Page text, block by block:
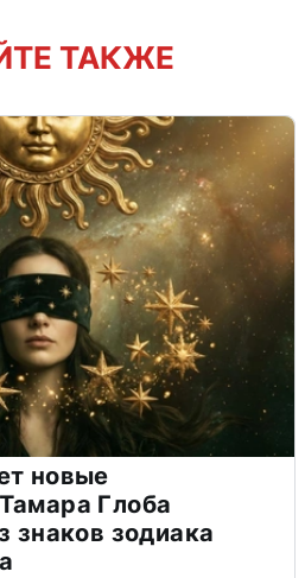
ТАКЖЕ
новые
Глоба
знаков зодиака